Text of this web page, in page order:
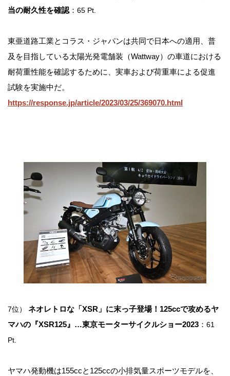
当の耐久性を確認 ： 65 Pt.
東亜道路工業とコラス・ジャパンは共同で日本への適用、普
及を目指している太陽光発電舗装（Wattway）の車道における
耐荷重性能を確認するために、実車および荷重車による促進
試験を実施中だ。
https://response.jp/article/2023/03/25/369070.html
7位）
ネオレトロな「XSR」に末っ子登場！125ccで攻めるヤ
マハの『XSR125』…東京モーターサイクルショー2023 ： 61
Pt.
ヤマハ発動機は155ccと125ccの小排気量スポーツモデルを、